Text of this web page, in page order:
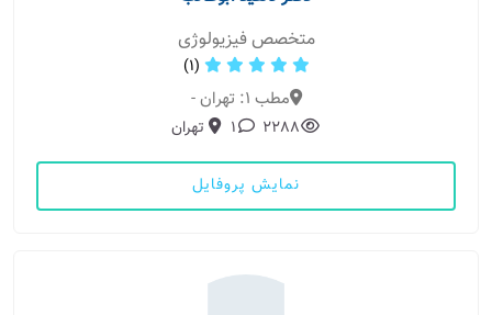
متخصص فیزیولوژی
(1)
مطب 1: تهران -
2288
1 تهران
نمایش پروفایل